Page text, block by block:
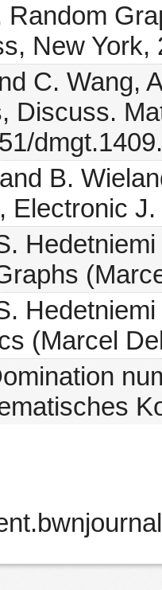
Random
New York,
C. Wang,
Discuss.
dmgt.1409.
B.
Electronic
(Marcel